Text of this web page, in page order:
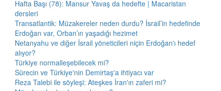
Hafta Başı (78): Mansur Yavaş da hedefte | Macaristan
dersleri
Transatlantik: Müzakereler neden durdu? İsrail’in hedefinde
Erdoğan var, Orban’ın yaşadığı hezimet
Netanyahu ve diğer İsrail yöneticileri niçin Erdoğan'ı hedef
alıyor?
Türkiye normalleşebilecek mi?
Sürecin ve Türkiye'nin Demirtaş'a ihtiyacı var
Reza Talebi ile söyleşi: Ateşkes İran'ın zaferi mi?